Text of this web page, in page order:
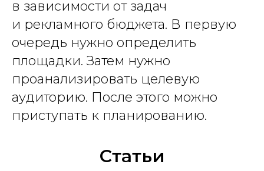
в зависимости от задач
и рекламного бюджета. В первую
очередь нужно определить
площадки. Затем нужно
проанализировать целевую
аудиторию. После этого можно
приступать к планированию.
Статьи